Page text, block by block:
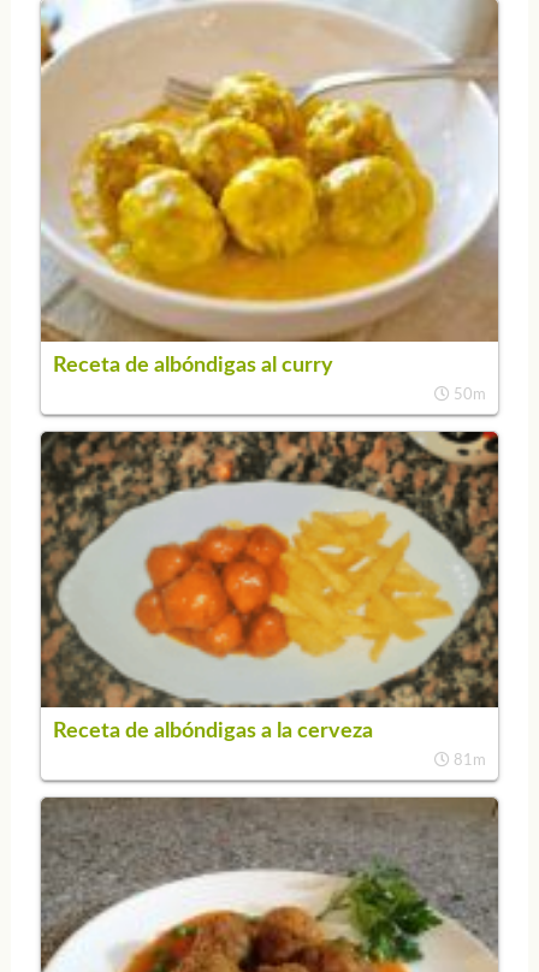
Receta de albóndigas al curry
50m
Receta de albóndigas a la cerveza
81m